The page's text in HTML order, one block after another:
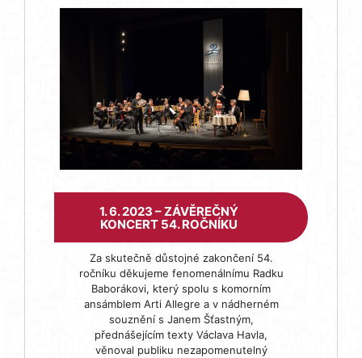
1. 6. 2023 – ZÁVĚREČNÝ
KONCERT 54. ROČNÍKU
Za skutečně důstojné zakončení 54.
ročníku děkujeme fenomenálnímu Radku
Baborákovi, který spolu s komorním
ansámblem Arti Allegre a v nádherném
souznění s Janem Šťastným,
přednášejícím texty Václava Havla,
věnoval publiku nezapomenutelný